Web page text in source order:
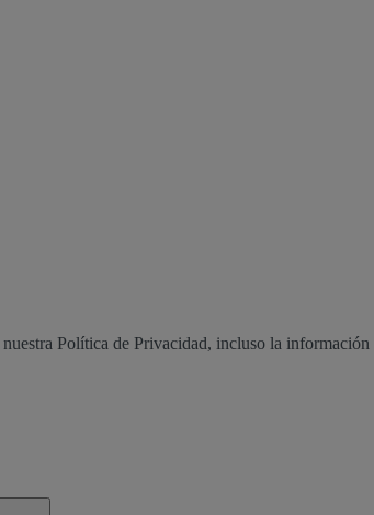
Política de Privacidad, incluso la información